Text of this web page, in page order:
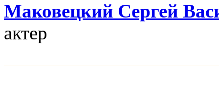
Маковецкий Сергей
актер